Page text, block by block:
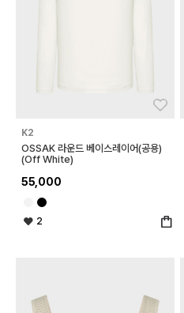
K2
OSSAK 라운드 베이스레이어(공용)
(Off White)
55,000
2